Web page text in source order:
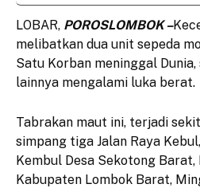
LOBAR, POROSLOMBOK –
melibatkan dua unit sepeda
Satu Korban meninggal
lainnya mengalami luka berat.
Tabrakan maut ini, terjadi
simpang tiga Jalan Raya
Kembul Desa Sekotong
Kabupaten Lombok Barat,